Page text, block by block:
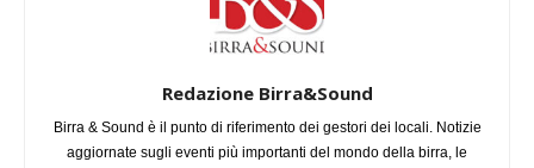
Redazione Birra&Sound
Birra & Sound è il punto di riferimento dei gestori dei locali. Notizie
aggiornate sugli eventi più importanti del mondo della birra, le